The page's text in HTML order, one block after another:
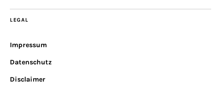
LEGAL
Impressum
Datenschutz
Disclaimer